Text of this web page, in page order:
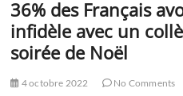
36% des Français
infidèle avec un
soirée de Noël
4 octobre 2022 No Comments